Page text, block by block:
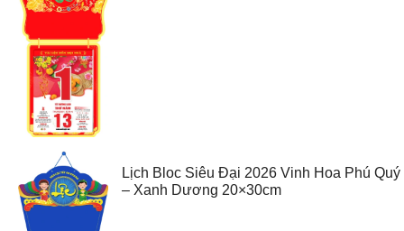
Lịch Bloc Siêu Đại 2026 Vinh Hoa Phú Quý
– Xanh Dương 20×30cm